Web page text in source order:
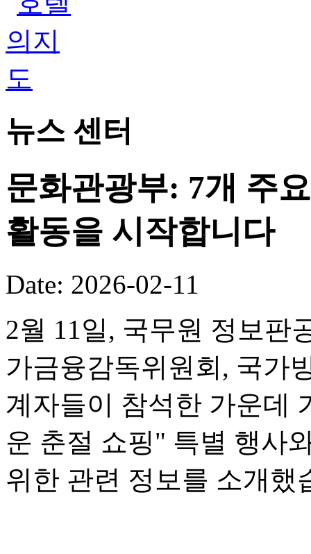
뉴스 센터
문화관광부: 7개 주
활동을 시작합니다
Date: 2026-02-11
2월 11일, 국무원 정보판
가금융감독위원회, 국가
계자들이 참석한 가운데
운 춘절 쇼핑" 특별 행사
위한 관련 정보를 소개했